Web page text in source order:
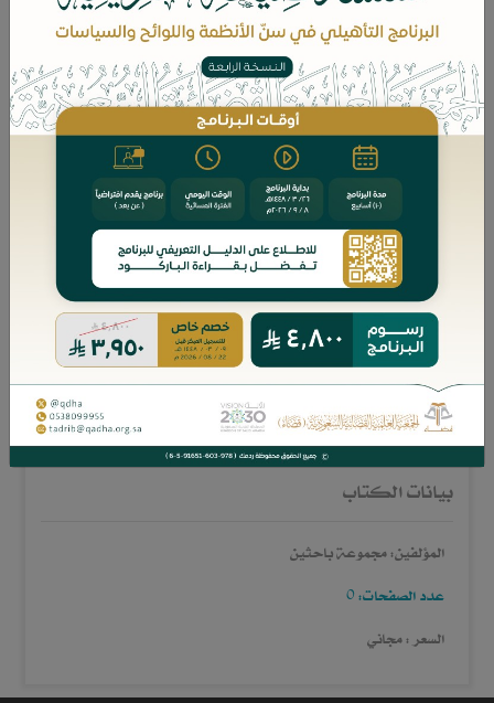
ويضم هذا العدد من السلسلة ملخصات الأبحاث
التالية:
تفريد العقوبة التعزيرية.
الحجز التنفيذي على أموال المحكوم عليه.
التعدي على براءة الاختراع وعقوبته في الفقه
الضوابط الفقهية للإتلاف والآثار المترتبة عليه.
نرجو لكم قراءة ممتعة ،،
بيانات الكتاب
المؤلفين: مجموعة باحثين
عدد الصفحات: 0
السعر : مجاني